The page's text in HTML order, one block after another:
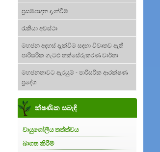
ප්‍රසම්පාදන දැන්වීම්
රැකියා අවස්ථා
මහජන අදහස් දැක්වීම සඳහා විවෘතව ඇති
පාරිසරික ගැටළු තක්සේරුකරණ වාර්තා
මහජනතාවට ඇරයුම් - පාරිසරික ආරක්ෂණ
ප්‍රදේශ
ක්ෂණික සබැඳි
වායුගෝලීය තත්ත්වය
බාගත කිරීම්